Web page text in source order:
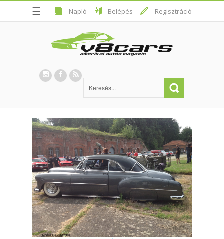
☰ Napló Belépés Regisztráció